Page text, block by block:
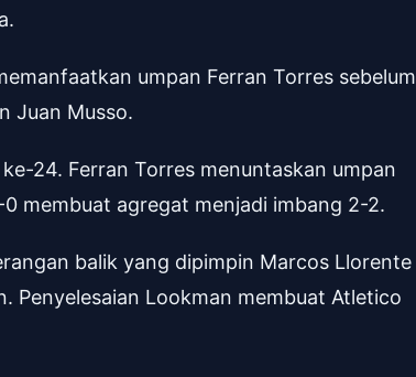
umpan Ferran Torres sebelum
Juan Musso.
24. Ferran Torres menuntaskan umpan
membuat agregat menjadi imbang 2-2.
balik yang dipimpin Marcos Llorente
Penyelesaian Lookman membuat Atletico